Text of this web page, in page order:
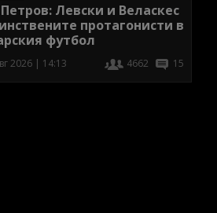
Левски и Веласкес
протагонисти в
футбол
2026 | 14:13 4662 15